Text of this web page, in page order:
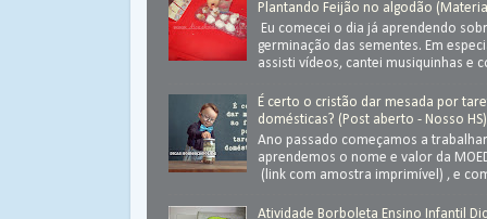
Plantando Feijão no algodão
Eu comecei o dia já aprendendo
germinação das sementes. Em
assisti vídeos, cantei musiquinhas e
É certo o cristão dar mesada por
domésticas? (Post aberto - Nosso HS)
Ano passado começamos a
aprendemos o nome e valor da
(link com amostra imprimível) , e
Atividade Borboleta Ensino Infantil